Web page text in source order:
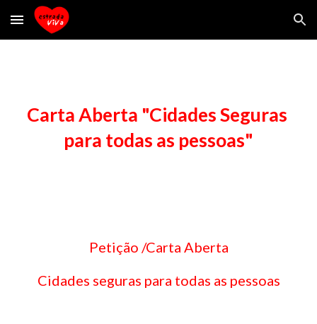
Skip to main content Skip to navigation
Carta Aberta "Cidades Seguras
para todas as pessoas"
Petição /Carta Aberta
Cidades seguras para todas as pessoas